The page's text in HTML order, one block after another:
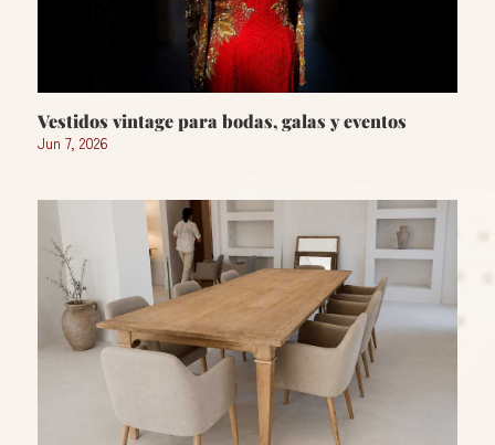
Vestidos vintage para bodas, galas y eventos
Jun 7, 2026